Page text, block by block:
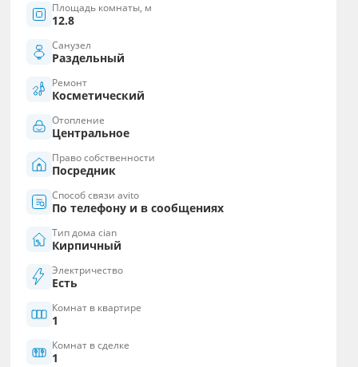
Площадь комнаты, м
12.8
Санузел
Раздельный
Ремонт
Косметический
Отопление
Центральное
Право собственности
Посредник
Способ связи avito
По телефону и в сообщениях
Тип дома cian
Кирпичный
Электричество
Есть
Комнат в квартире
1
Комнат в сделке
1